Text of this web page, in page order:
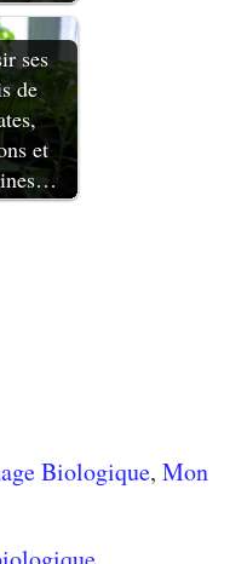
ses
de
et
Biologique, Mon